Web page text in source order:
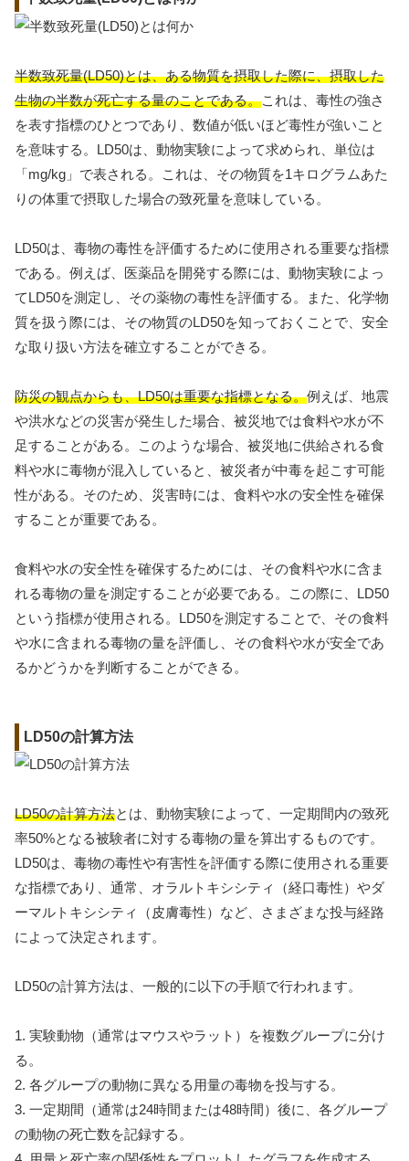
半数致死量(LD50)とは、ある物質を摂取した際に、摂取した
生物の半数が死亡する量のことである。これは、毒性の強さ
を表す指標のひとつであり、数値が低いほど毒性が強いこと
を意味する。LD50は、動物実験によって求められ、単位は
「mg/kg」で表される。これは、その物質を1キログラムあた
りの体重で摂取した場合の致死量を意味している。
LD50は、毒物の毒性を評価するために使用される重要な指標
である。例えば、医薬品を開発する際には、動物実験によっ
てLD50を測定し、その薬物の毒性を評価する。また、化学物
質を扱う際には、その物質のLD50を知っておくことで、安全
な取り扱い方法を確立することができる。
防災の観点からも、LD50は重要な指標となる。例えば、地震
や洪水などの災害が発生した場合、被災地では食料や水が不
足することがある。このような場合、被災地に供給される食
料や水に毒物が混入していると、被災者が中毒を起こす可能
性がある。そのため、災害時には、食料や水の安全性を確保
することが重要である。
食料や水の安全性を確保するためには、その食料や水に含ま
れる毒物の量を測定することが必要である。この際に、LD50
という指標が使用される。LD50を測定することで、その食料
や水に含まれる毒物の量を評価し、その食料や水が安全であ
るかどうかを判断することができる。
LD50の計算方法
LD50の計算方法とは、動物実験によって、一定期間内の致死
率50%となる被験者に対する毒物の量を算出するものです。
LD50は、毒物の毒性や有害性を評価する際に使用される重要
な指標であり、通常、オラルトキシシティ（経口毒性）やダ
ーマルトキシシティ（皮膚毒性）など、さまざまな投与経路
によって決定されます。
LD50の計算方法は、一般的に以下の手順で行われます。
1. 実験動物（通常はマウスやラット）を複数グループに分け
る。
2. 各グループの動物に異なる用量の毒物を投与する。
3. 一定期間（通常は24時間または48時間）後に、各グループ
の動物の死亡数を記録する。